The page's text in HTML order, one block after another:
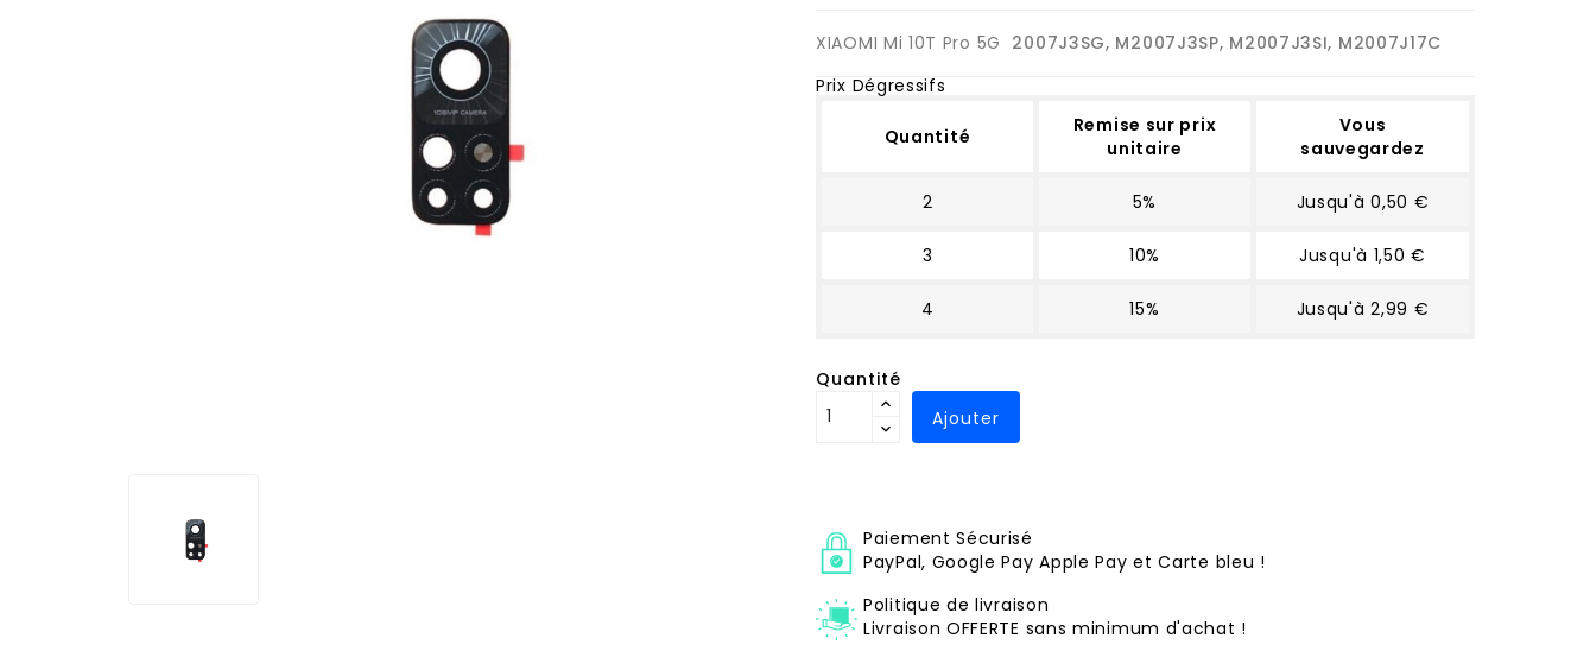
XIAOMI Mi 10T Pro 5G 2007J3SG, M2007J3SP, M2007J3SI, M2007J17C
Prix Dégressifs
Quantité
Remise sur prix
unitaire
Vous
sauvegardez
2 5% Jusqu'à 0,50 €
3 10% Jusqu'à 1,50 €
4 15% Jusqu'à 2,99 €
Quantité
Ajouter
Paiement Sécurisé
PayPal, Google Pay Apple Pay et Carte bleu !
Politique de livraison
Livraison OFFERTE sans minimum d'achat !